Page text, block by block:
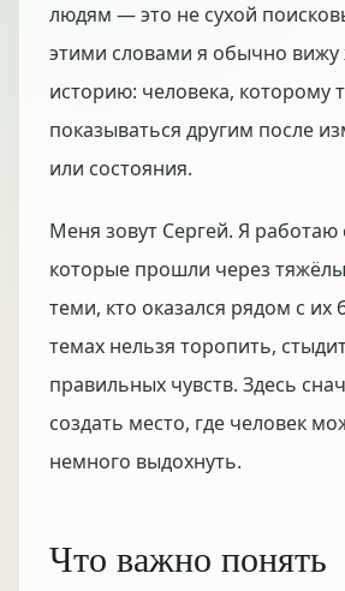
людям — это не сухой
этими словами я обычно
историю: человека, которому
показываться другим после
или состояния.
Меня зовут Сергей. Я
которые прошли через
теми, кто оказался рядом с их
темах нельзя торопить,
правильных чувств. Здесь
создать место, где человек
немного выдохнуть.
Что важно понять